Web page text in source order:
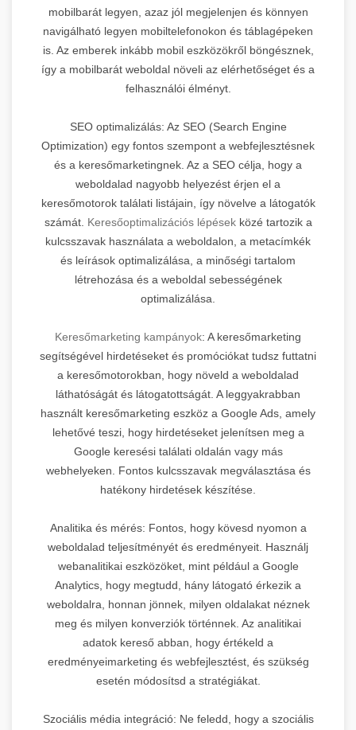
mobilbarát legyen, azaz jól megjelenjen és könnyen
navigálható legyen mobiltelefonokon és táblagépeken
is. Az emberek inkább mobil eszközökről böngésznek,
így a mobilbarát weboldal növeli az elérhetőséget és a
felhasználói élményt.
SEO optimalizálás: Az SEO (Search Engine
Optimization) egy fontos szempont a webfejlesztésnek
és a keresőmarketingnek. Az a SEO célja, hogy a
weboldalad nagyobb helyezést érjen el a
keresőmotorok találati listájain, így növelve a látogatók
számát. Keresőoptimalizációs lépésekközé tartozik a
kulcsszavak használata a weboldalon, a metacímkék
és leírások optimalizálása, a minőségi tartalom
létrehozása és a weboldal sebességének
optimalizálása.
Keresőmarketing kampányok: A keresőmarketing
segítségével hirdetéseket és promóciókat tudsz futtatni
a keresőmotorokban, hogy növeld a weboldalad
láthatóságát és látogatottságát. A leggyakrabban
használt keresőmarketing eszköz a Google Ads, amely
lehetővé teszi, hogy hirdetéseket jelenítsen meg a
Google keresési találati oldalán vagy más
webhelyeken. Fontos kulcsszavak megválasztása és
hatékony hirdetések készítése.
Analitika és mérés: Fontos, hogy kövesd nyomon a
weboldalad teljesítményét és eredményeit. Használj
webanalitikai eszközöket, mint például a Google
Analytics, hogy megtudd, hány látogató érkezik a
weboldalra, honnan jönnek, milyen oldalakat néznek
meg és milyen konverziók történnek. Az analitikai
adatok kereső abban, hogy értékeld a
eredményeimarketing és webfejlesztést, és szükség
esetén módosítsd a stratégiákat.
Szociális média integráció: Ne feledd, hogy a szociális